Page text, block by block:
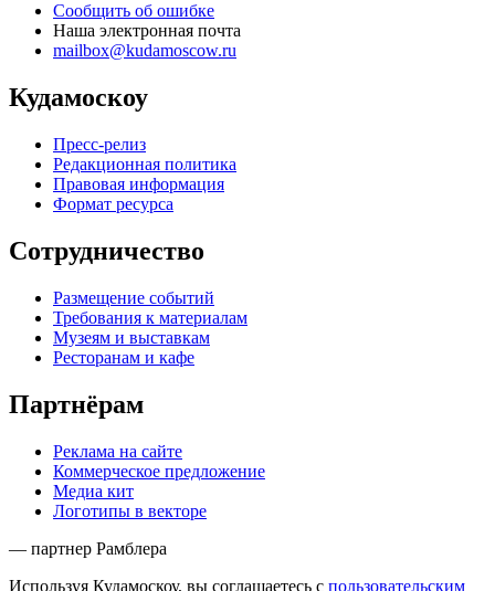
Сообщить об ошибке
Наша электронная почта
mailbox@kudamoscow.ru
Кудамоскоу
Пресс-релиз
Редакционная политика
Правовая информация
Формат ресурса
Сотрудничество
Размещение событий
Требования к материалам
Музеям и выставкам
Ресторанам и кафе
Партнёрам
Реклама на сайте
Коммерческое предложение
Медиа кит
Логотипы в векторе
— партнер Рамблера
Используя Кудамоскоу, вы соглашаетесь с пользовательским